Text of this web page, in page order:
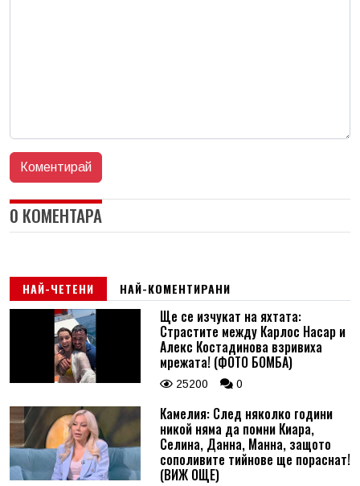
0 КОМЕНТАРА
НАЙ-ЧЕТЕНИ НАЙ-КОМЕНТИРАНИ
Ще се изчукат на яхтата:
Страстите между Карлос Насар и
Алекс Костадинова взривиха
мрежата! (ФОТО БОМБА)
25200 0
Камелия: След няколко години
никой няма да помни Киара,
Селина, Данна, Манна, защото
сополивите тийнове ще пораснат!
(ВИЖ ОЩЕ)